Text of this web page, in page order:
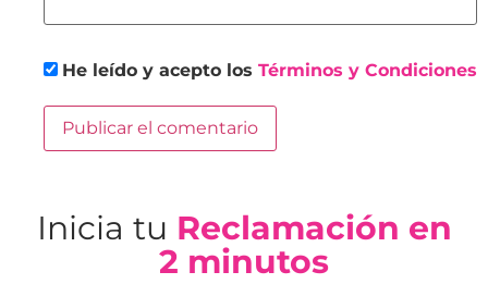
He leído y acepto los Términos y Condiciones
Inicia tu Reclamación en
2 minutos